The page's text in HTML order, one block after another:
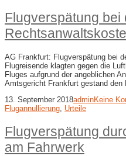
Flugverspätung bei
AG Frankfurt: Flugverspätung bei
Flugreisende klagten gegen die
Fluges aufgrund der angeblichen
Amtsgericht Frankfurt gestand
13. September 2018adminKeine
Flugannullierung, Urteile
Flugverspätung
am Fahrwerk